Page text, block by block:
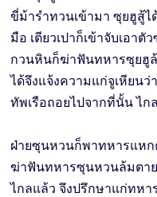
ขี่ม้ารำทวนเข้ามา ซุยฮูสู้ไ
มือ เตียวเปาก็เข้าจับเอา
กวนหินก็ฆ่าฟันทหารซุยฮู
ได้จึงแจ้งความแก่จูเหียน
ทัพเรือถอยไปจากที่นั้น ไ
ฝ่ายซุนหวนก็พาทหารแห
ฆ่าฟันทหารซุนหวนล้มตา
ไกลแล้ว จึงปรึกษาแก่ทหา